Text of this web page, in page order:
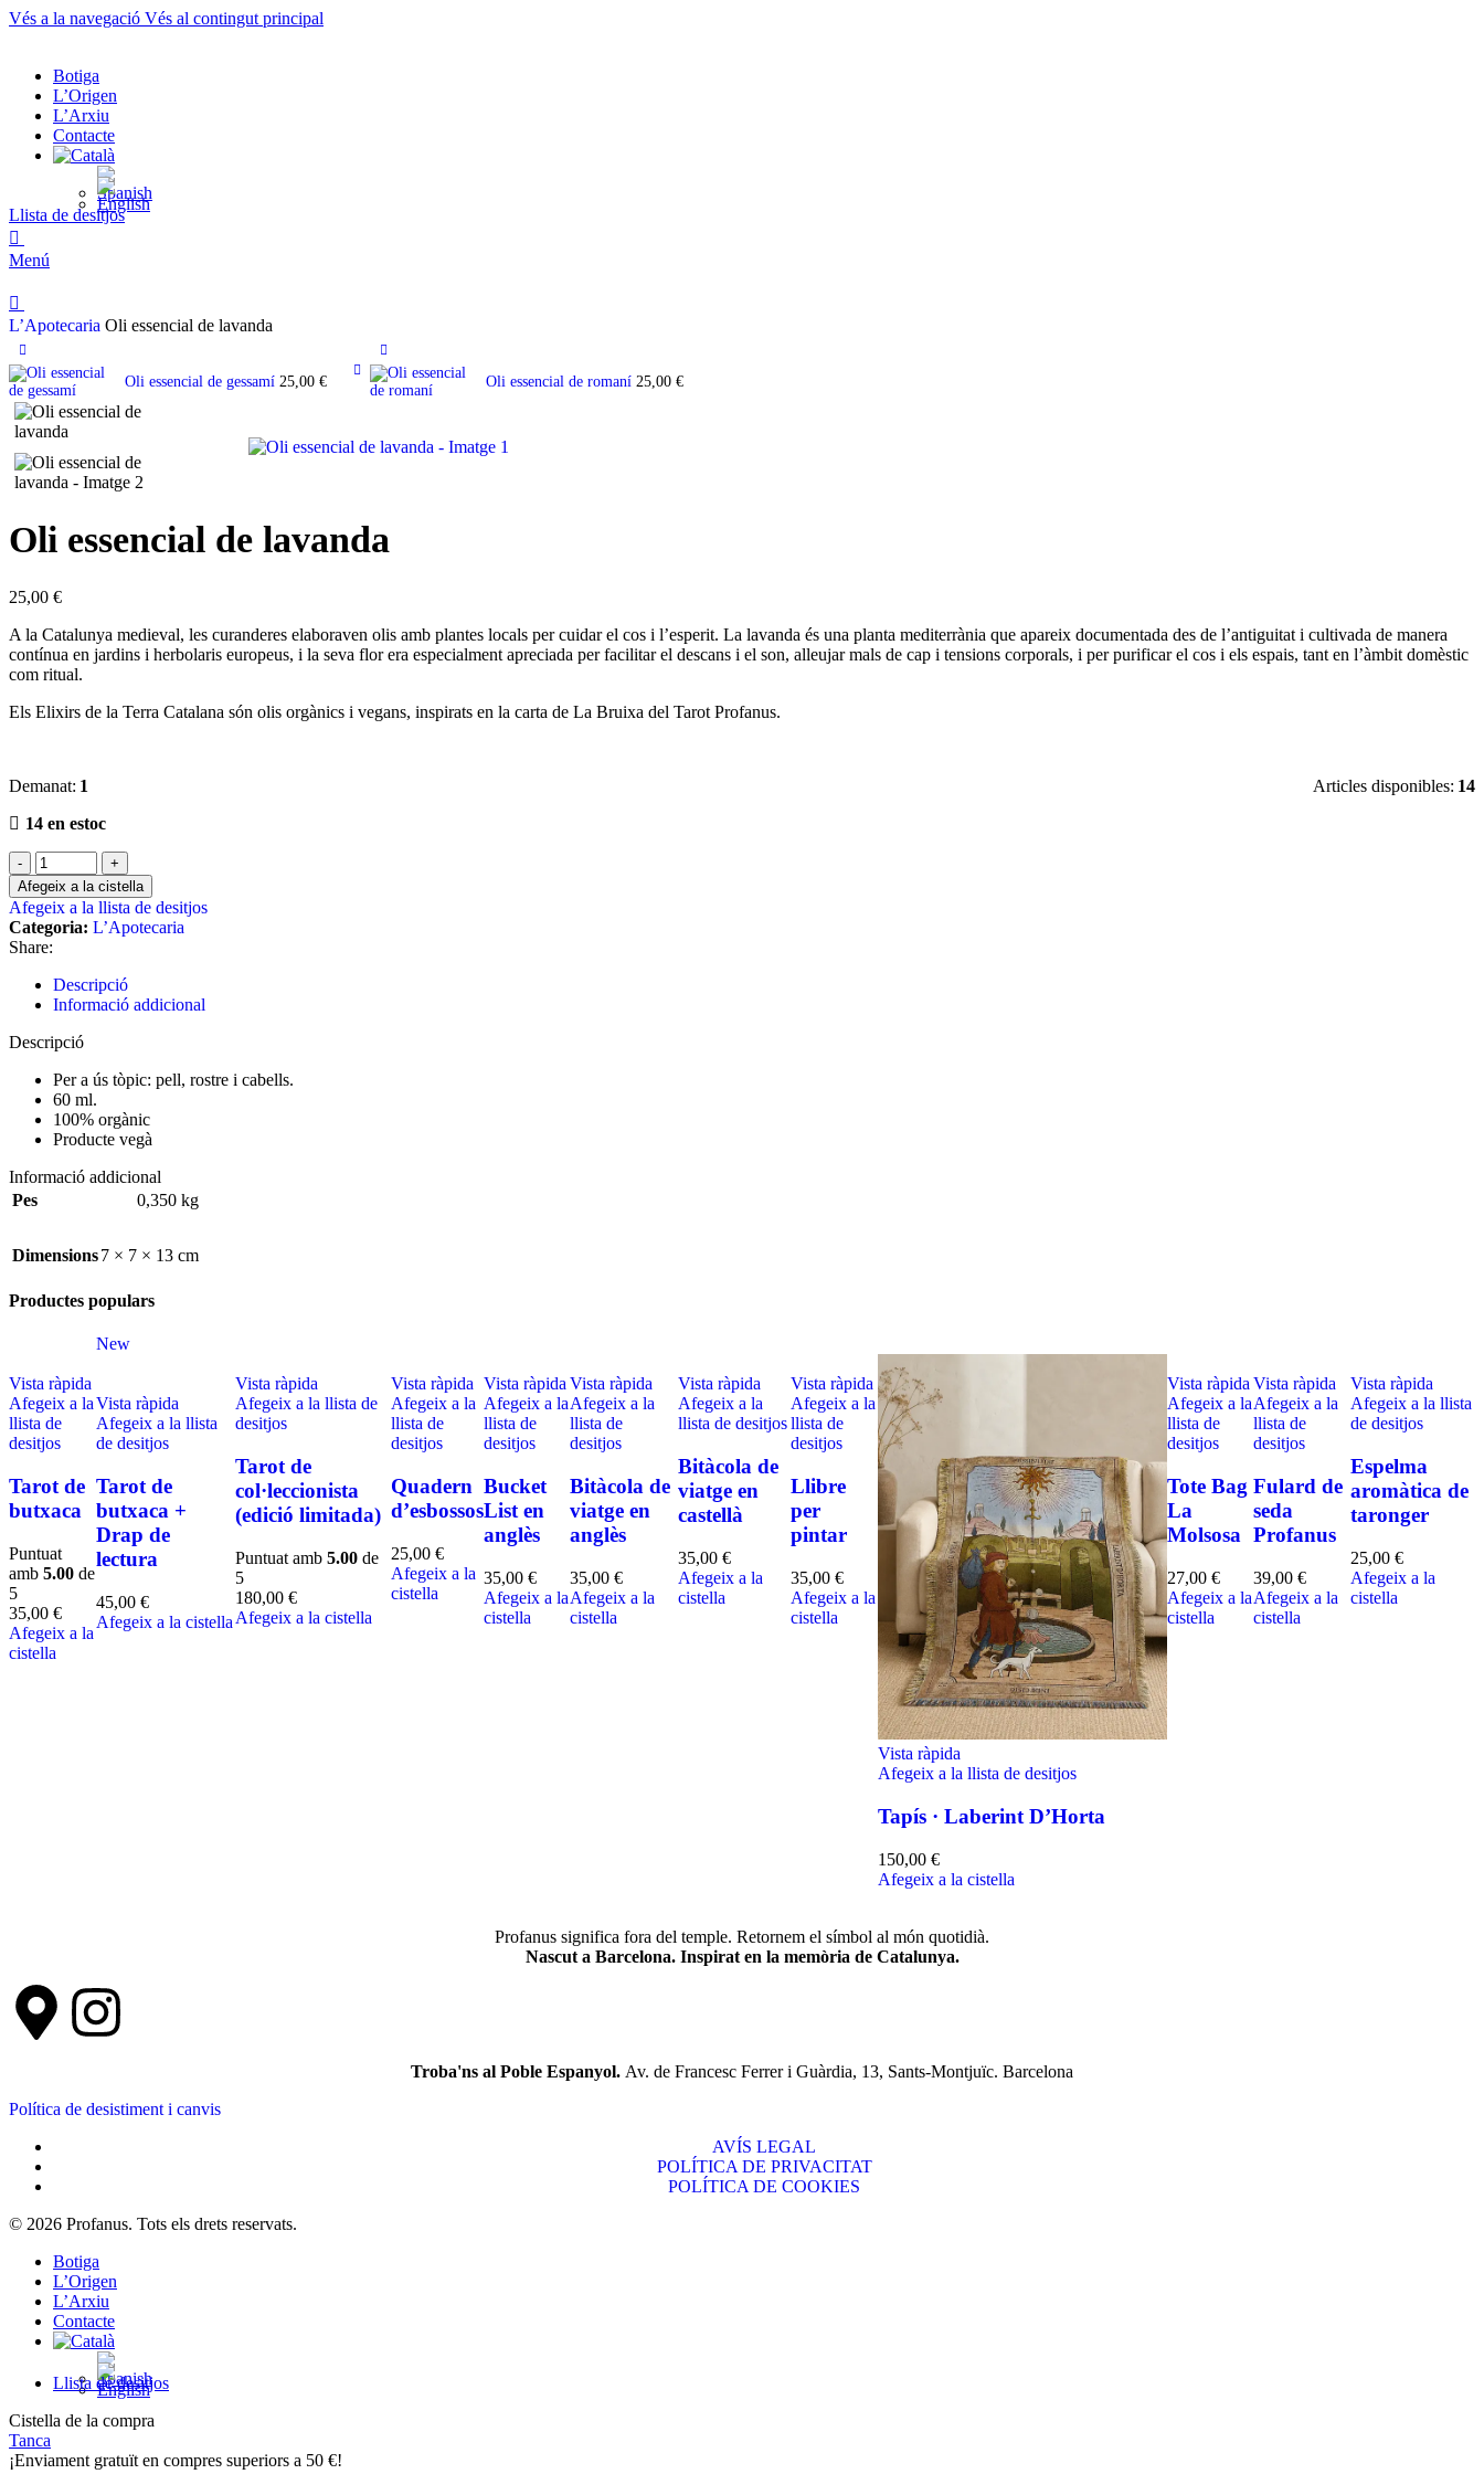
Vés a la navegació Vés al contingut principal
Botiga
L’Origen
L’Arxiu
Contacte
Llista de desitjos
Menú
L’Apotecaria Oli essencial de lavanda
Oli essencial de gessamí 25,00 € Oli essencial de romaní 25,00 €
Oli essencial de lavanda
25,00 €
A la Catalunya medieval, les curanderes elaboraven olis amb plantes locals per cuidar el cos i l’esperit. La lavanda és una planta mediterrània que apareix documentada des de l’antiguitat i cultivada de manera
contínua en jardins i herbolaris europeus, i la seva flor era especialment apreciada per facilitar el descans i el son, alleujar mals de cap i tensions corporals, i per purificar el cos i els espais, tant en l’àmbit domèstic
com ritual.
Els Elixirs de la Terra Catalana són olis orgànics i vegans, inspirats en la carta de La Bruixa del Tarot Profanus.
Demanat: 1 Articles disponibles: 14
14 en estoc
Afegeix a la cistella
Afegeix a la llista de desitjos
Categoria: L’Apotecaria
Share:
Descripció
Informació addicional
Descripció
Per a ús tòpic: pell, rostre i cabells.
60 ml.
100% orgànic
Producte vegà
Informació addicional
Pes
0,350 kg
Dimensions7 × 7 × 13 cm
Productes populars
Vista ràpida
Afegeix a la
llista de
desitjos
Tarot de
butxaca
Puntuat
amb 5.00 de
5
35,00 €
Afegeix a la
cistella
New
Vista ràpida
Afegeix a la llista
de desitjos
Tarot de
butxaca +
Drap de
lectura
45,00 €
Afegeix a la cistella
Vista ràpida
Afegeix a la llista de
desitjos
Tarot de
col·leccionista
(edició limitada)
Puntuat amb 5.00de
5
180,00 €
Afegeix a la cistella
Vista ràpida
Afegeix a la
llista de
desitjos
Quadern
d’esbossos
25,00 €
Afegeix a la
cistella
Vista ràpida
Afegeix a la
llista de
desitjos
Bucket
List en
anglès
35,00 €
Afegeix a la
cistella
Vista ràpida
Afegeix a la
llista de
desitjos
Bitàcola de
viatge en
anglès
35,00€
Afegeix a la
cistella
Vista ràpida
Afegeix a la
llista de desitjos
Bitàcola de
viatge en
castellà
35,00€
Afegeix a la
cistella
Vista ràpida
Afegeix a la
llista de
desitjos
Llibre
per
pintar
35,00€
Afegeix a la
cistella
Vista ràpida
Afegeix a la llista de desitjos
Tapís · Laberint D’Horta
150,00 €
Afegeix a la cistella
Vista ràpida
Afegeix a la
llista de
desitjos
Tote Bag
La
Molsosa
27,00 €
Afegeix a la
cistella
Vista ràpida
Afegeix a la
llista de
desitjos
Fulard de
seda
Profanus
39,00€
Afegeix a la
cistella
Vista ràpida
Afegeix a la llista
de desitjos
Espelma
aromàtica de
taronger
25,00€
Afegeix a la
cistella
Profanus significa fora del temple. Retornem el símbol al món quotidià.
Nascut a Barcelona. Inspirat en la memòria de Catalunya.
Troba'ns al Poble Espanyol. Av. de Francesc Ferrer i Guàrdia, 13, Sants-Montjuïc. Barcelona
Política de desistiment i canvis
AVÍS LEGAL
POLÍTICA DE PRIVACITAT
POLÍTICA DE COOKIES
© 2026 Profanus. Tots els drets reservats.
Botiga
L’Origen
L’Arxiu
Contacte
Llista de desitjos
Cistella de la compra
Tanca
¡Enviament gratuït en compres superiors a 50 €!